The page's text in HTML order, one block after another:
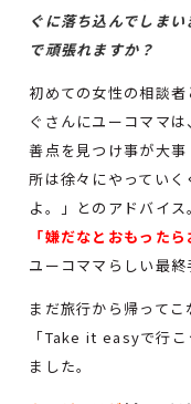
ぐに落ち込んでしま
で頑張れますか？
初めての女性の相談
ぐさんにユーコママ
善点を見つけ事が大
所は徐々にやってい
よ。」とのアドバイス
「嫌だなとおもった
ユーコママらしい最
まだ旅行から帰ってこ
「Take it easyで行
ました。